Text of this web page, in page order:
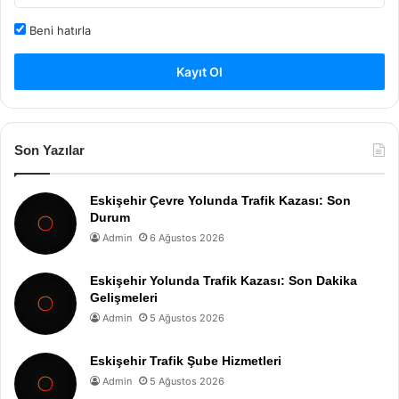
Beni hatırla
Kayıt Ol
Son Yazılar
Eskişehir Çevre Yolunda Trafik Kazası: Son
Durum
Admin 6 Ağustos 2026
Eskişehir Yolunda Trafik Kazası: Son Dakika
Gelişmeleri
Admin 5 Ağustos 2026
Eskişehir Trafik Şube Hizmetleri
Admin 5 Ağustos 2026